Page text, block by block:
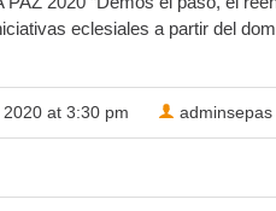
eclesiales a partir del
at 3:30 pm adminsepas